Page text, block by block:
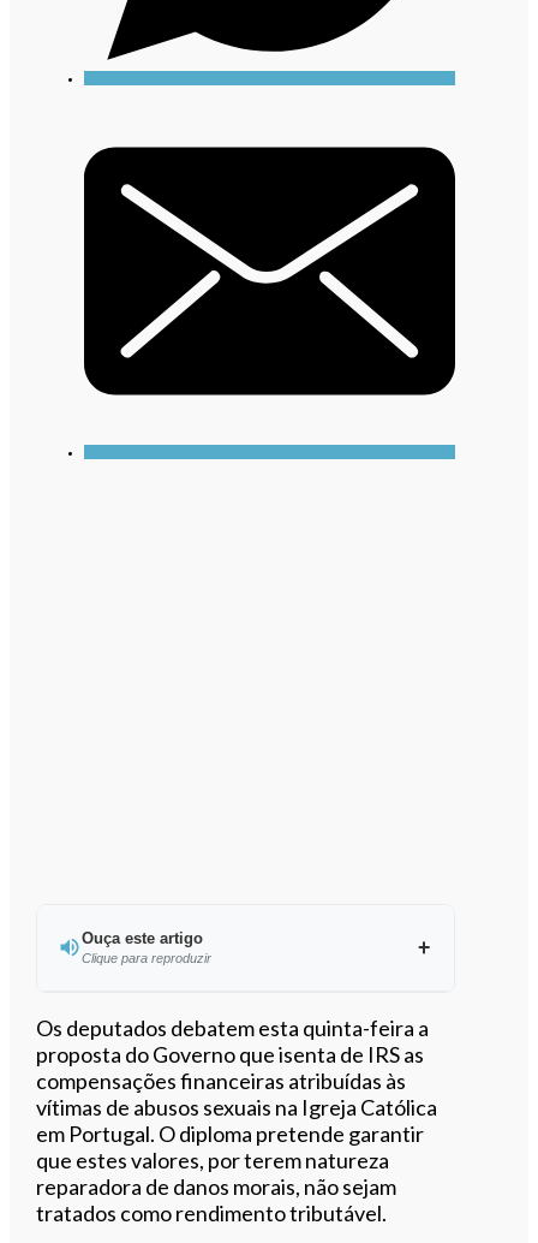
Ouça este artigo
Clique para reproduzir
Ouvir este artigo
Os deputados debatem esta quinta-feira a
proposta do Governo que isenta de IRS as
compensações financeiras atribuídas às
vítimas de abusos sexuais na Igreja Católica
em Portugal. O diploma pretende garantir
que estes valores, por terem natureza
reparadora de danos morais, não sejam
tratados como rendimento tributável.